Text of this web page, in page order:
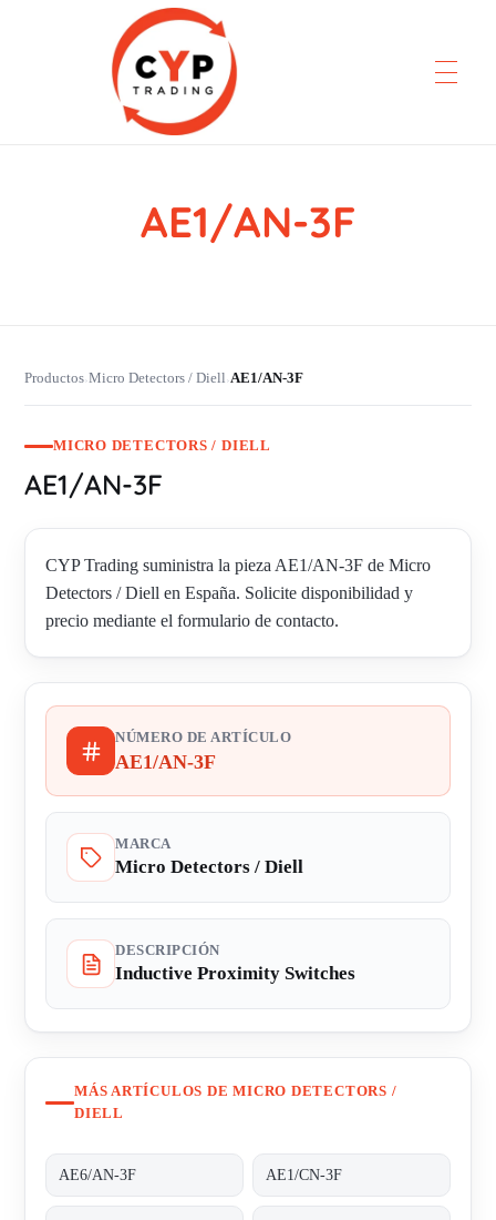
CYP Trading
AE1/AN-3F
Productos›Micro Detectors / Diell›AE1/AN-3F
MICRO DETECTORS / DIELL
AE1/AN-3F
CYP Trading suministra la pieza AE1/AN-3F de Micro
Detectors / Diell en España. Solicite disponibilidad y
precio mediante el formulario de contacto.
NÚMERO DE ARTÍCULO
AE1/AN-3F
MARCA
Micro Detectors / Diell
DESCRIPCIÓN
Inductive Proximity Switches
MÁS ARTÍCULOS DE MICRO DETECTORS /
DIELL
AE6/AN-3F AE1/CN-3F